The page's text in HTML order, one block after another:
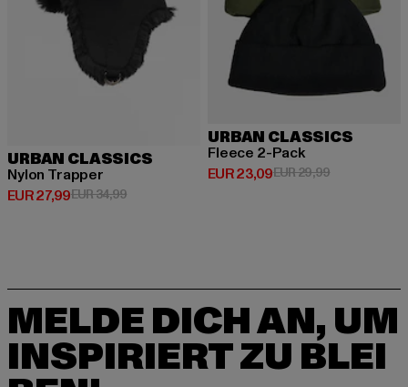
URBAN CLASSICS
Nylon Trapper
EUR 27,99
Derzeitiger Preis: EUR 27,99
EUR 34,99Aktionspreis: EUR 34,99
URBAN CLASSICS
Fleece 2-Pack
EUR 23,09
Derzeitiger Preis: EUR 23,09
EUR 29,99Aktionspreis:
MELDE DICH AN, UM
INSPIRIERT ZU BLEI